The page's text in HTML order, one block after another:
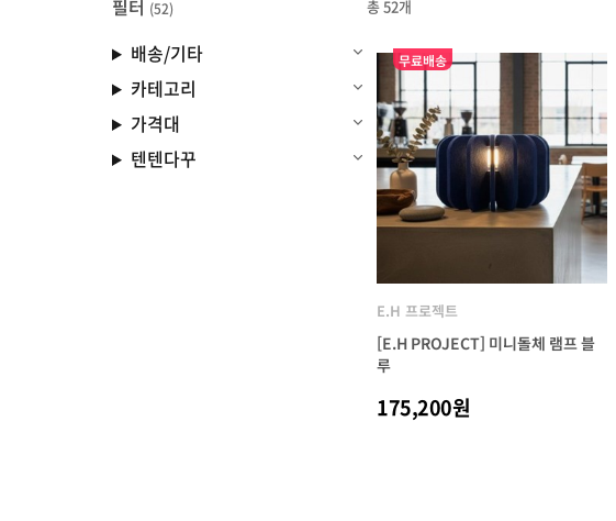
필터 (52)
배송/기타
카테고리
가격대
텐텐다꾸
총 52개
무료배송
E.H 프로젝트
[E.H PROJECT] 미니돌체 램프 블
루
175,200원